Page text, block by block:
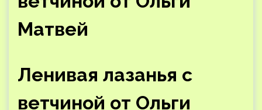
Матвей
Ленивая лазанья с
ветчиной от Ольги